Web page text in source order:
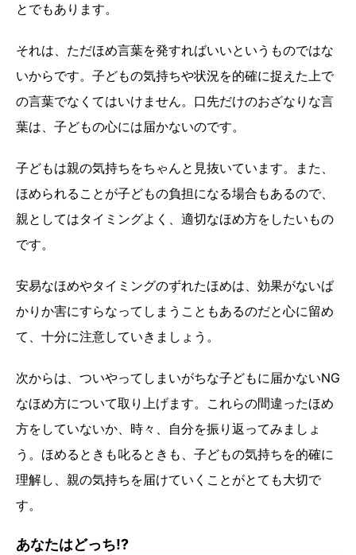
とでもあります。
それは、ただほめ言葉を発すればいいというものではな
いからです。子どもの気持ちや状況を的確に捉えた上で
の言葉でなくてはいけません。口先だけのおざなりな言
葉は、子どもの心には届かないのです。
子どもは親の気持ちをちゃんと見抜いています。また、
ほめられることが子どもの負担になる場合もあるので、
親としてはタイミングよく、適切なほめ方をしたいもの
です。
安易なほめやタイミングのずれたほめは、効果がないば
かりか害にすらなってしまうこともあるのだと心に留め
て、十分に注意していきましょう。
次からは、ついやってしまいがちな子どもに届かないNG
なほめ方について取り上げます。これらの間違ったほめ
方をしていないか、時々、自分を振り返ってみましょ
う。ほめるときも叱るときも、子どもの気持ちを的確に
理解し、親の気持ちを届けていくことがとても大切で
す。
あなたはどっち!?